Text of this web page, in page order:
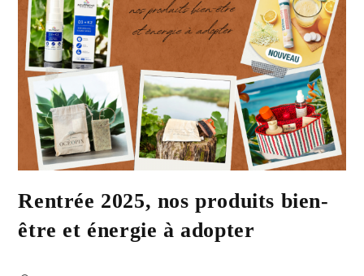
Rentrée 2025, nos produits bien-
être et énergie à adopter